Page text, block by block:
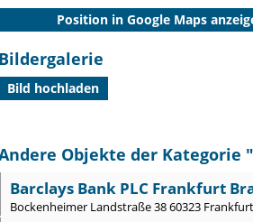
Position in Google Maps
Bildergalerie
Bild hochladen
Objekte der Kategorie "
Barclays Bank PLC Frankfurt
Bockenheimer Landstraße 38 60323